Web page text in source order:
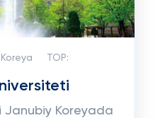
TOP:
Janubiy Koreyada